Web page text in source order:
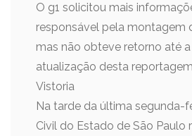
O g1 solicitou mais
responsável pela montagem
mas não obteve retorno até
atualização desta
Vistoria
Na tarde da última segunda-
Civil do Estado de São Paulo